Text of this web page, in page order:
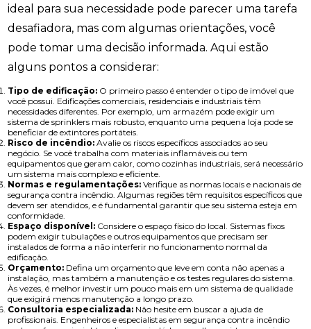
ideal para sua necessidade pode parecer uma tarefa
desafiadora, mas com algumas orientações, você
pode tomar uma decisão informada. Aqui estão
alguns pontos a considerar:
Tipo de edificação: O primeiro passo é entender o tipo de imóvel que
você possui. Edificações comerciais, residenciais e industriais têm
necessidades diferentes. Por exemplo, um armazém pode exigir um
sistema de sprinklers mais robusto, enquanto uma pequena loja pode se
beneficiar de extintores portáteis.
Risco de incêndio: Avalie os riscos específicos associados ao seu
negócio. Se você trabalha com materiais inflamáveis ou tem
equipamentos que geram calor, como cozinhas industriais, será necessário
um sistema mais complexo e eficiente.
Normas e regulamentações: Verifique as normas locais e nacionais de
segurança contra incêndio. Algumas regiões têm requisitos específicos que
devem ser atendidos, e é fundamental garantir que seu sistema esteja em
conformidade.
Espaço disponível: Considere o espaço físico do local. Sistemas fixos
podem exigir tubulações e outros equipamentos que precisam ser
instalados de forma a não interferir no funcionamento normal da
edificação.
Orçamento: Defina um orçamento que leve em conta não apenas a
instalação, mas também a manutenção e os testes regulares do sistema.
Às vezes, é melhor investir um pouco mais em um sistema de qualidade
que exigirá menos manutenção a longo prazo.
Consultoria especializada: Não hesite em buscar a ajuda de
profissionais. Engenheiros e especialistas em segurança contra incêndio